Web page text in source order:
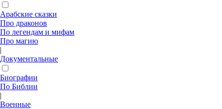
Арабские сказки
Про драконов
По легендам и мифам
Про магию
|
Документальные
Биографии
По Библии
|
Военные